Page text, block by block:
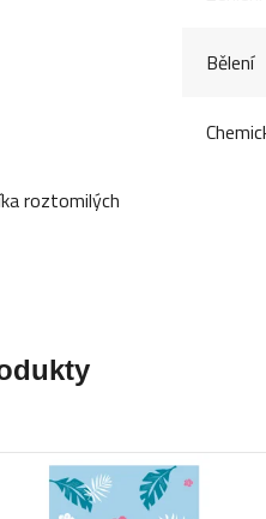
roztomilých
Bělení